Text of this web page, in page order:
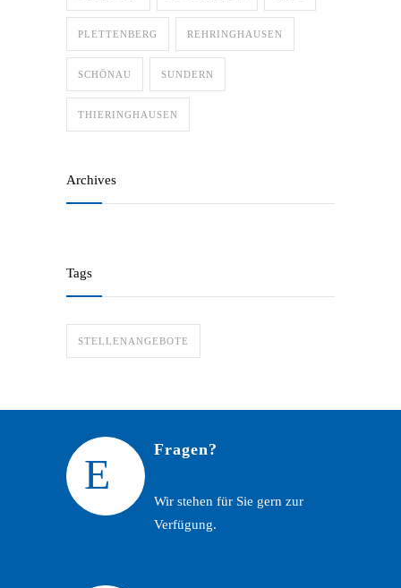
PLETTENBERG REHRINGHAUSEN
SCHÖNAU SUNDERN
THIERINGHAUSEN
Archives
Tags
STELLENANGEBOTE
Fragen?
Wir stehen für Sie gern zur
Verfügung.